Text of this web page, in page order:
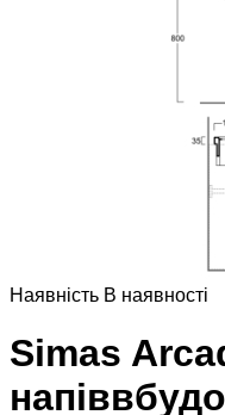
Наявнiсть В наявностi
Simas